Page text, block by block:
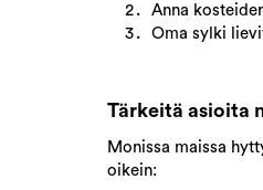
Anna
Oma sylki
Tärkeitä asioita
Monissa maissa
oikein: